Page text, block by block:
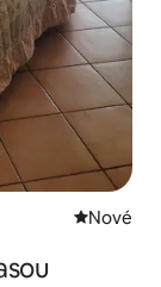
Nové
Nové